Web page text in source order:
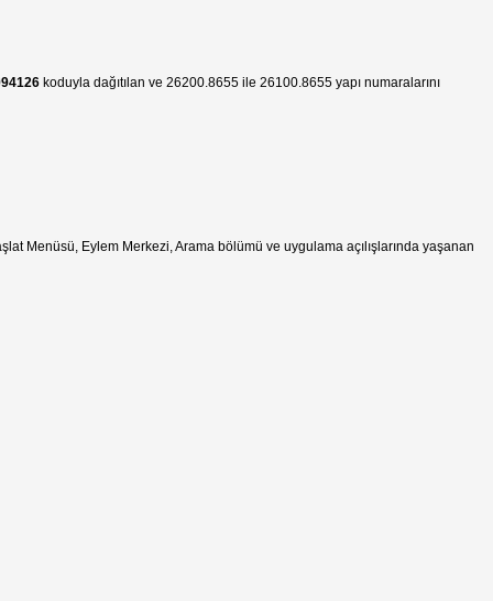
koduyla dağıtılan ve 26200.8655 ile 26100.8655 yapı numaralarını
Menüsü, Eylem Merkezi, Arama bölümü ve uygulama açılışlarında yaşanan